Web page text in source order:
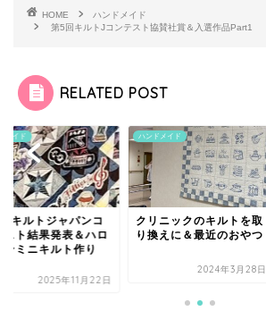
HOME
ハンドメイド
第5回キルトJコンテスト協賛社賞＆入選作品Part1
RELATED POST
メイド
キルトジャパンコ
スト結果発表＆ハロ
ンミニキルト作り
2025年11月22日
ハンドメイド
クリニックのキルトを取
り換えに＆最近のおやつ
2024年3月28日